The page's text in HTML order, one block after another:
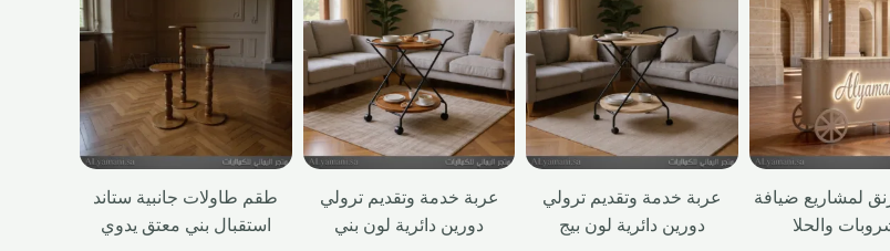
لمشاريع ضيافة
والحلا
عربة خدمة وتقديم ترولي
دورين دائرية لون بيج
عربة خدمة وتقديم ترولي
دورين دائرية لون بني
طقم طاولات جانبية ستاند
استقبال بني معتق يدوي